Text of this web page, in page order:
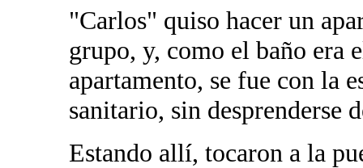
"Carlos" quiso hacer un
grupo, y, como el baño era
apartamento, se fue con la
sanitario, sin desprenderse
Estando allí, tocaron a la